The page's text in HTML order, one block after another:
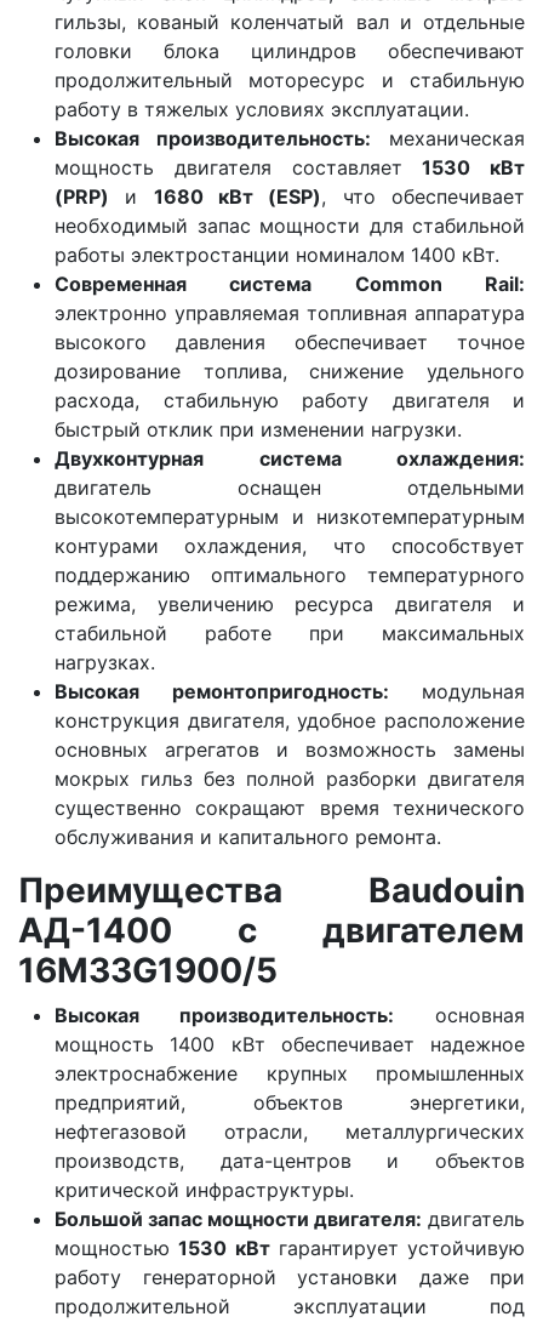
гильзы, кованый коленчатый вал и отдельные
головки блока цилиндров обеспечивают
продолжительный моторесурс и стабильную
работу в тяжелых условиях эксплуатации.
Высокая производительность: механическая
мощность двигателя составляет1530 кВт
(PRP) и 1680 кВт (ESP), что обеспечивает
необходимый запас мощности для стабильной
работы электростанции номиналом 1400 кВт.
Современная система Common Rail:
электронно управляемая топливная аппаратура
высокого давления обеспечивает точное
дозирование топлива, снижение удельного
расхода, стабильную работу двигателя и
быстрый отклик при изменении нагрузки.
Двухконтурная система охлаждения:
двигатель оснащен отдельными
высокотемпературным и низкотемпературным
контурами охлаждения, что способствует
поддержанию оптимального температурного
режима, увеличению ресурса двигателя и
стабильной работе при максимальных
нагрузках.
Высокая ремонтопригодность: модульная
конструкция двигателя, удобное расположение
основных агрегатов и возможность замены
мокрых гильз без полной разборки двигателя
существенно сокращают время технического
обслуживания и капитального ремонта.
Преимущества Baudouin
АД-1400 с двигателем
16M33G1900/5
Высокая производительность: основная
мощность 1400 кВт обеспечивает надежное
электроснабжение крупных промышленных
предприятий, объектов энергетики,
нефтегазовой отрасли, металлургических
производств, дата-центров и объектов
критической инфраструктуры.
Большой запас мощности двигателя: двигатель
мощностью1530 кВтгарантирует устойчивую
работу генераторной установки даже при
продолжительной эксплуатации под